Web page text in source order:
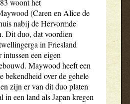
woont het
(Caren en Alice de
nabij de Hervormde
Dit duo, dat voordien
in Friesland
een eigen
Maywood heeft een
bekendheid over de gehele
zijn er van dit duo platen
in een land als Japan kregen